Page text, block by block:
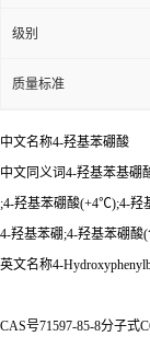
级别
质量标准
中文名称4-羟基苯硼酸
中文同义词4-羟基苯基硼
;4-羟基苯硼酸(+4℃);4-羟
4-羟基苯硼;4-羟基苯硼酸
英文名称4-
CAS号71597-85-8分子式